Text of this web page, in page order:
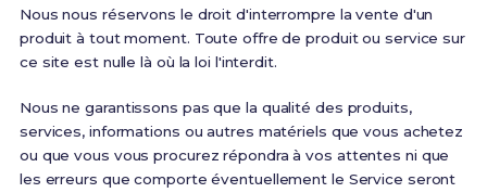
Nous nous réservons le droit d'interrompre la vente d'un
produit à tout moment. Toute offre de produit ou service sur
ce site est nulle là où la loi l'interdit.
Nous ne garantissons pas que la qualité des produits,
services, informations ou autres matériels que vous achetez
ou que vous vous procurez répondra à vos attentes ni que
les erreurs que comporte éventuellement le Service seront